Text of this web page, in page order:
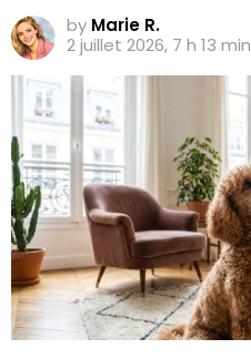
by Marie R.
2 juillet 2026, 7 h 13 min